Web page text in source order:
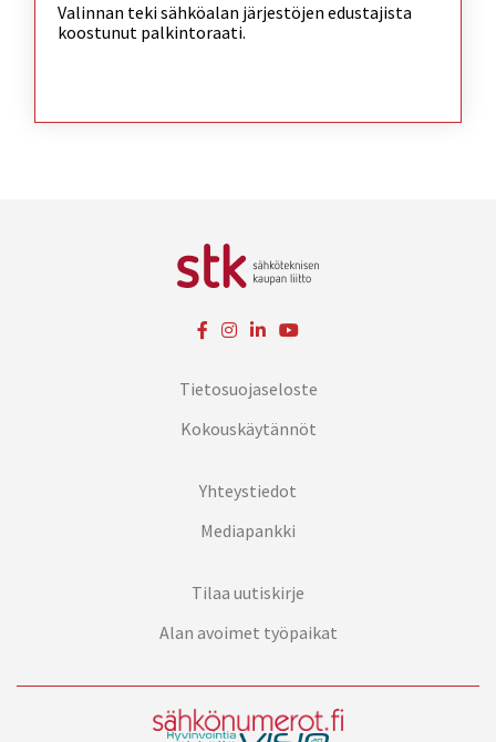
Valinnan teki sähköalan järjestöjen edustajista
koostunut palkintoraati.
Tietosuojaseloste
Kokouskäytännöt
Yhteystiedot
Mediapankki
Tilaa uutiskirje
Alan avoimet työpaikat